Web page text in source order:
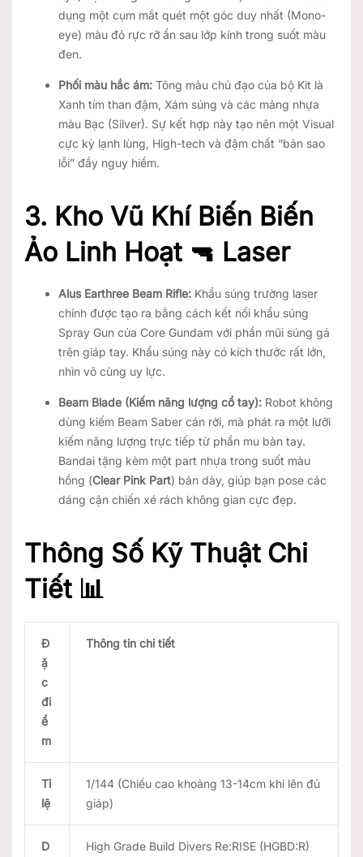
dụng một cụm mắt quét một góc duy nhất (Mono-
eye) màu đỏ rực rỡ ẩn sau lớp kính trong suốt màu
đen.
Phối màu hắc ám: Tông màu chủ đạo của bộ Kit là
Xanh tím than đậm, Xám súng và các mảng nhựa
màu Bạc (Silver). Sự kết hợp này tạo nên một Visual
cực kỳ lạnh lùng, High-tech và đậm chất “bản sao
lỗi” đầy nguy hiểm.
3. Kho Vũ Khí Biến Biến
Ảo Linh Hoạt 🔫 Laser
Alus Earthree Beam Rifle: Khẩu súng trường laser
chính được tạo ra bằng cách kết nối khẩu súng
Spray Gun của Core Gundam với phần mũi súng gá
trên giáp tay. Khẩu súng này có kích thước rất lớn,
nhìn vô cùng uy lực.
Beam Blade (Kiếm năng lượng cổ tay): Robot không
dùng kiếm Beam Saber cán rời, mà phát ra một lưỡi
kiếm năng lượng trực tiếp từ phần mu bàn tay.
Bandai tặng kèm một part nhựa trong suốt màu
hồng (Clear Pink Part) bản dày, giúp bạn pose các
dáng cận chiến xé rách không gian cực đẹp.
Thông Số Kỹ Thuật Chi
Tiết 📊
Đ
ặ
c
đi
ể
m
Thông tin chi tiết
Tỉ
lệ
1/144 (Chiều cao khoảng 13-14cm khi lên đủ
giáp)
D
High Grade Build Divers Re:RISE (HGBD:R)